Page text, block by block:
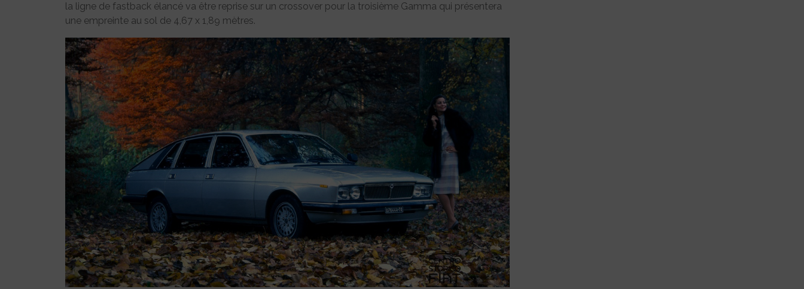
la ligne de fastback élancé va être reprise sur un crossover pour la troisième Gamma qui présentera
une empreinte au sol de 4,67 x 1,89 mètres.